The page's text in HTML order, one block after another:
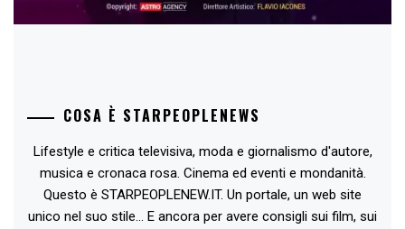
COSA È STARPEOPLENEWS
Lifestyle e critica televisiva, moda e giornalismo d'autore,
musica e cronaca rosa. Cinema ed eventi e mondanità.
Questo è STARPEOPLENEW.IT. Un portale, un web site
unico nel suo stile... E ancora per avere consigli sui film, sui